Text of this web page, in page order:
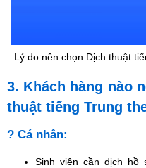
Lý do nên chọn Dịch thuật
3. Khách hàng nào
thuật tiếng Trung
? Cá nhân:
Sinh viên cần dịch hồ